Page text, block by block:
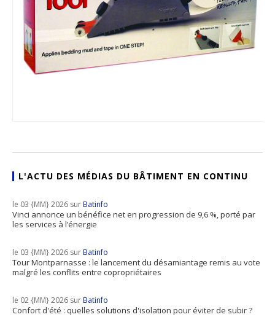
L'ACTU DES MÉDIAS DU BÂTIMENT EN CONTINU
le 03 {MM} 2026 surBatinfo
Vinci annonce un bénéfice net en progression de 9,6 %, porté par
les services à l’énergie
le 03 {MM} 2026 surBatinfo
Tour Montparnasse : le lancement du désamiantage remis au vote
malgré les conflits entre copropriétaires
le 02 {MM} 2026 surBatinfo
Confort d'été : quelles solutions d'isolation pour éviter de subir ?